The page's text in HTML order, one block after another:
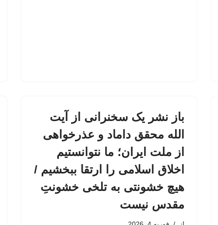
باز نشر یک سخنرانی از آیت
الله محقق داماد و عذرخواهی
از ملت ایران؛ ما نتوانستیم
اخلاق اسلامی را ارتقا ببخشیم /
هیچ خشونتی به تلخی خشونتِ
مقدس نیست